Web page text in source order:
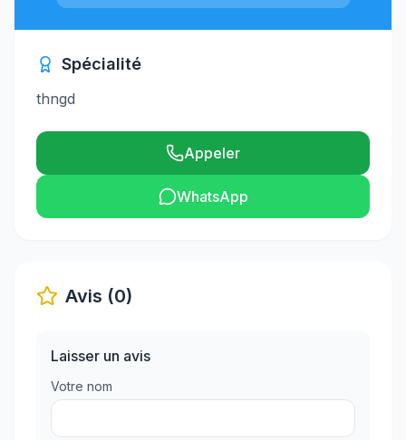
Spécialité
thngd
Appeler
WhatsApp
Avis (0)
Laisser un avis
Votre nom